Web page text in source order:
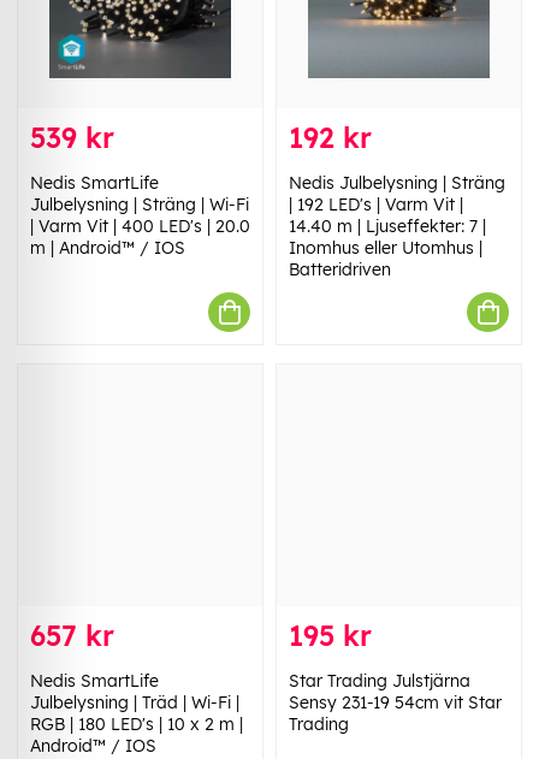
539 kr
Nedis SmartLife
Julbelysning | Sträng | Wi-Fi
| Varm Vit | 400 LED's | 20.0
m | Android™ / IOS
192 kr
Nedis Julbelysning | Sträng
| 192 LED's | Varm Vit |
14.40 m | Ljuseffekter: 7 |
Inomhus eller Utomhus |
Batteridriven
657 kr
Nedis SmartLife
Julbelysning | Träd | Wi-Fi |
RGB | 180 LED's | 10 x 2 m |
Android™ / IOS
195 kr
Star Trading Julstjärna
Sensy 231-19 54cm vit Star
Trading